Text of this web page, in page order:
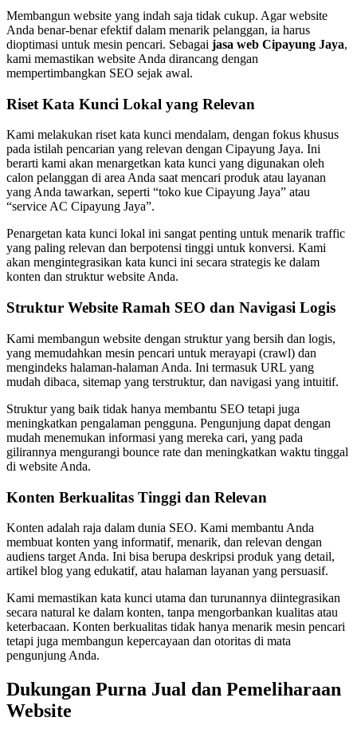
Membangun website yang indah saja tidak cukup. Agar website
Anda benar-benar efektif dalam menarik pelanggan, ia harus
dioptimasi untuk mesin pencari. Sebagai jasa web Cipayung Jaya,
kami memastikan website Anda dirancang dengan
mempertimbangkan SEO sejak awal.
Riset Kata Kunci Lokal yang Relevan
Kami melakukan riset kata kunci mendalam, dengan fokus khusus
pada istilah pencarian yang relevan dengan Cipayung Jaya. Ini
berarti kami akan menargetkan kata kunci yang digunakan oleh
calon pelanggan di area Anda saat mencari produk atau layanan
yang Anda tawarkan, seperti “toko kue Cipayung Jaya” atau
“service AC Cipayung Jaya”.
Penargetan kata kunci lokal ini sangat penting untuk menarik traffic
yang paling relevan dan berpotensi tinggi untuk konversi. Kami
akan mengintegrasikan kata kunci ini secara strategis ke dalam
konten dan struktur website Anda.
Struktur Website Ramah SEO dan Navigasi Logis
Kami membangun website dengan struktur yang bersih dan logis,
yang memudahkan mesin pencari untuk merayapi (crawl) dan
mengindeks halaman-halaman Anda. Ini termasuk URL yang
mudah dibaca, sitemap yang terstruktur, dan navigasi yang intuitif.
Struktur yang baik tidak hanya membantu SEO tetapi juga
meningkatkan pengalaman pengguna. Pengunjung dapat dengan
mudah menemukan informasi yang mereka cari, yang pada
gilirannya mengurangi bounce rate dan meningkatkan waktu tinggal
di website Anda.
Konten Berkualitas Tinggi dan Relevan
Konten adalah raja dalam dunia SEO. Kami membantu Anda
membuat konten yang informatif, menarik, dan relevan dengan
audiens target Anda. Ini bisa berupa deskripsi produk yang detail,
artikel blog yang edukatif, atau halaman layanan yang persuasif.
Kami memastikan kata kunci utama dan turunannya diintegrasikan
secara natural ke dalam konten, tanpa mengorbankan kualitas atau
keterbacaan. Konten berkualitas tidak hanya menarik mesin pencari
tetapi juga membangun kepercayaan dan otoritas di mata
pengunjung Anda.
Dukungan Purna Jual dan Pemeliharaan
Website